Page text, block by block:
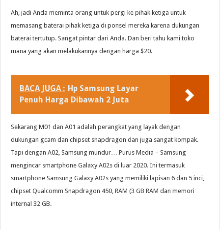
Ah, jadi Anda meminta orang untuk pergi ke pihak ketiga untuk
memasang baterai pihak ketiga di ponsel mereka karena dukungan
baterai tertutup. Sangat pintar dari Anda. Dan beri tahu kami toko
mana yang akan melakukannya dengan harga $20.
BACA JUGA : Hp Samsung Layar
Penuh Harga Dibawah 2 Juta
Sekarang M01 dan A01 adalah perangkat yang layak dengan
dukungan gcam dan chipset snapdragon dan juga sangat kompak.
Tapi dengan A02, Samsung mundur… Purus Media – Samsung
mengincar smartphone Galaxy A02s di luar 2020. Ini termasuk
smartphone Samsung Galaxy A02s yang memiliki lapisan 6 dan 5 inci,
chipset Qualcomm Snapdragon 450, RAM (3 GB RAM dan memori
internal 32 GB.